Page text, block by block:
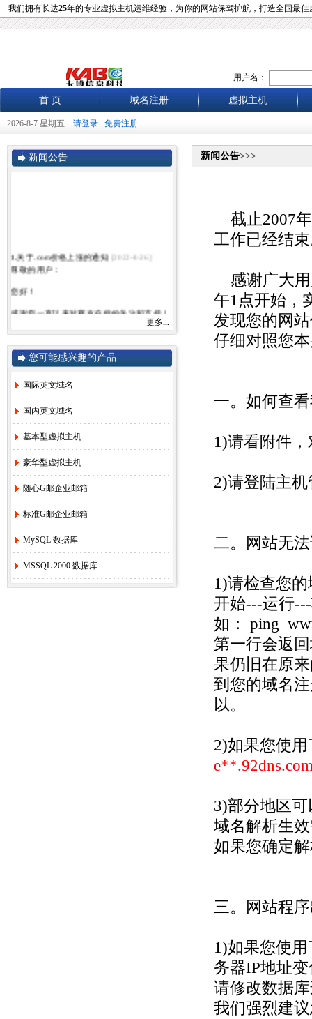
我们拥有长达25年的专业虚拟主机运维经验，为你的网站保驾护航，打造全国最佳
用户名：
首 页 域名注册 虚拟主机
2026-8-7 星期五 请登录 免费注册
新闻公告
1.关于.com价格上涨的通知 [2022-8-26]
尊敬的用户：
您好！
感谢您一直以来对赛友在线的关注和支持！
由于注册局成本上涨，我司将于2022年9月1
日开始对.com后缀域名注册和续费价格进行
调整。
.com注册首年以及续费上涨幅度5元/每年，
详情参考赛友在线域名价格总览。
早办理，谢谢!
赛友在线
2. 关于《全面实行域名实名制》的紧急通
知！ [2022-6-23]
4. 香港独享服务器69硬件升级通知！ [2020-
3-24]
5. 香港服务器机房线路升级维护通知 [2019-
11-27]
6. 国际域名(.COM)续费价格调整通知 [2019-
更多...
您可能感兴趣的产品
国际英文域名
国内英文域名
基本型虚拟主机
豪华型虚拟主机
随心G邮企业邮箱
标准G邮企业邮箱
MySQL 数据库
MSSQL 2000 数据库
新闻公告>>>
截止2007年
工作已经结
感谢广大用
午1点开始，
发现您的网
仔细对照您
一。如何查
1)请看附件
2)请登陆主
二。网站无
1)请检查您
开始---运行
如： ping
第一行会返
果仍旧在原
到您的域名
以。
2)如果您使
3)部分地区
域名解析生
如果您确定
三。网站程
1)如果您使
务器IP地址
请修改数据
我们强烈建